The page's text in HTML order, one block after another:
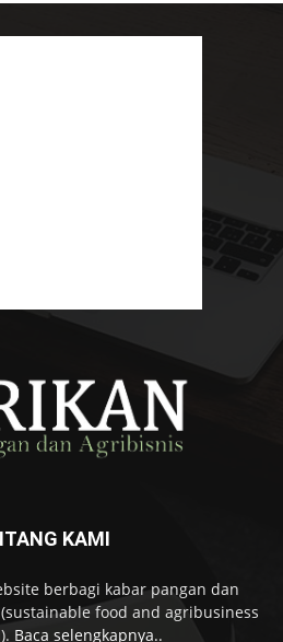
KAMI
berbagi kabar pangan dan
food and agribusiness
Baca selengkapnya..